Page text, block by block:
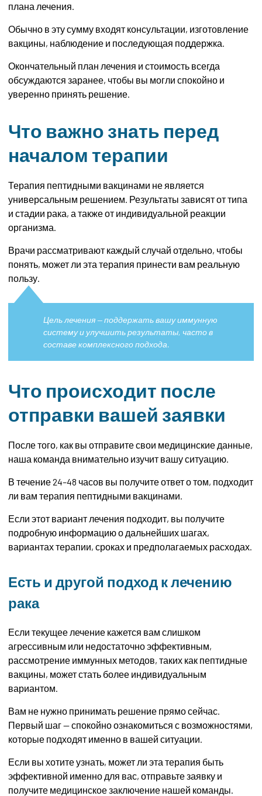
плана лечения.
Обычно в эту сумму входят консультации, изготовление
вакцины, наблюдение и последующая поддержка.
Окончательный план лечения и стоимость всегда
обсуждаются заранее, чтобы вы могли спокойно и
уверенно принять решение.
Что важно знать перед
началом терапии
Терапия пептидными вакцинами не является
универсальным решением. Результаты зависят от типа
и стадии рака, а также от индивидуальной реакции
организма.
Врачи рассматривают каждый случай отдельно, чтобы
понять, может ли эта терапия принести вам реальную
пользу.
Цель лечения — поддержать вашу иммунную
систему и улучшить результаты, часто в
составе комплексного подхода.
Что происходит после
отправки вашей заявки
После того, как вы отправите свои медицинские данные,
наша команда внимательно изучит вашу ситуацию.
В течение 24–48 часов вы получите ответ о том, подходит
ли вам терапия пептидными вакцинами.
Если этот вариант лечения подходит, вы получите
подробную информацию о дальнейших шагах,
вариантах терапии, сроках и предполагаемых расходах.
Есть и другой подход к лечению
рака
Если текущее лечение кажется вам слишком
агрессивным или недостаточно эффективным,
рассмотрение иммунных методов, таких как пептидные
вакцины, может стать более индивидуальным
вариантом.
Вам не нужно принимать решение прямо сейчас.
Первый шаг — спокойно ознакомиться с возможностями,
которые подходят именно в вашей ситуации.
Если вы хотите узнать, может ли эта терапия быть
эффективной именно для вас, отправьте заявку и
получите медицинское заключение нашей команды.